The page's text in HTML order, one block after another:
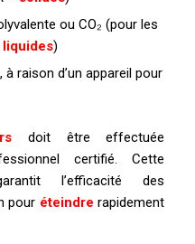
ou CO₂ (pour les
liquides)
raison d’un appareil pour
doit être effectuée
certifié. Cette
l’efficacité des
pour éteindre rapidement